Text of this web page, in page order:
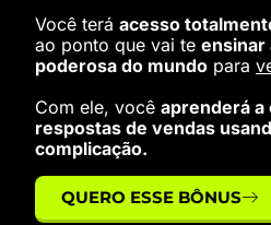
Você terá acesso
ao ponto que vai te ensinar
poderosa do mundo para
Com ele, você aprenderá a
respostas de vendas
complicação.
QUERO ESSE BÔNUS